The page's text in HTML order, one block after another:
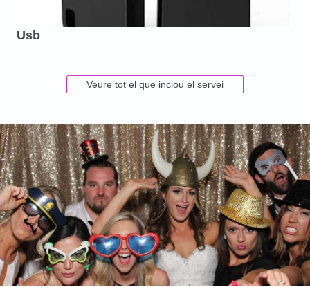
Usb
Veure tot el que inclou el servei